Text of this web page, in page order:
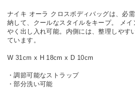
ナイキ オーラ クロスボディバッグは、必
納して、クールなスタイルをキープ。 メ
やく出し入れ可能。内側には、整理しやす
ています。
W 31cm x H 18cm x D 10cm
・調節可能なストラップ
・部分洗い可能